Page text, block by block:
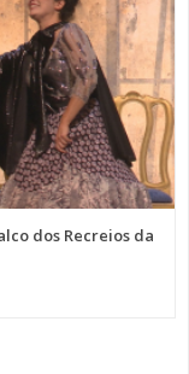
dos Recreios da